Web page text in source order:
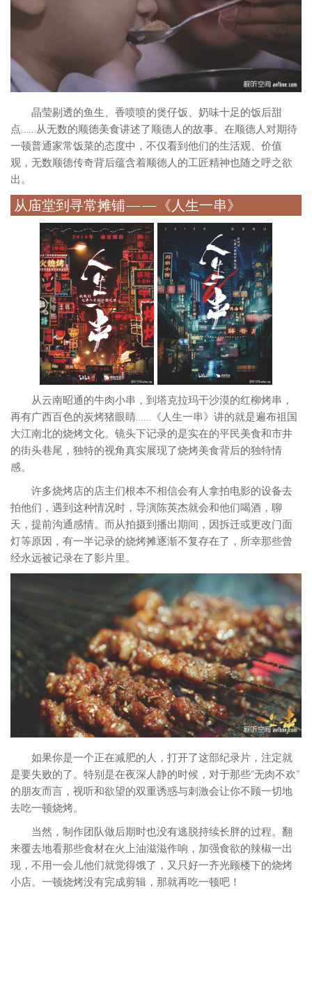
晶莹剔透的鱼生、香喷喷的煲仔饭、奶味十足的饭后甜
点……从无数的顺德美食讲述了顺德人的故事。在顺德人对期待
一顿普通家常饭菜的态度中，不仅看到他们的生活观、价值
观，无数顺德传奇背后蕴含着顺德人的工匠精神也随之呼之欲
出。
从庙堂到寻常摊铺——《人生一串》
从云南昭通的牛肉小串，到塔克拉玛干沙漠的红柳烤串，
再有广西百色的炭烤猪眼睛……《人生一串》讲的就是遍布祖国
大江南北的烧烤文化。镜头下记录的是实在的平民美食和市井
的街头巷尾，独特的视角真实展现了烧烤美食背后的独特情
感。
许多烧烤店的店主们根本不相信会有人拿拍电影的设备去
拍他们，遇到这种情况时，导演陈英杰就会和他们喝酒，聊
天，提前沟通感情。而从拍摄到播出期间，因拆迁或更改门面
灯等原因，有一半记录的烧烤摊逐渐不复存在了，所幸那些曾
经永远被记录在了影片里。
如果你是一个正在减肥的人，打开了这部纪录片，注定就
是要失败的了。特别是在夜深人静的时候，对于那些“无肉不欢”
的朋友而言，视听和欲望的双重诱惑与刺激会让你不顾一切地
去吃一顿烧烤。
当然，制作团队做后期时也没有逃脱持续长胖的过程。翻
来覆去地看那些食材在火上油滋滋作响，加强食欲的辣椒一出
现，不用一会儿他们就觉得饿了，又只好一齐光顾楼下的烧烤
小店。一顿烧烤没有完成剪辑，那就再吃一顿吧！